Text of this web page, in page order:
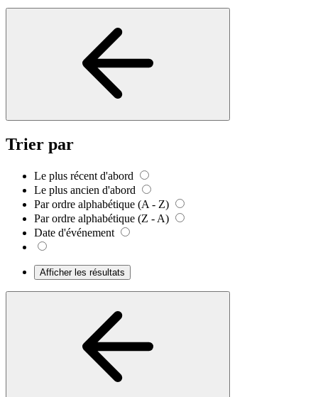
Trier par
Le plus récent d'abord
Le plus ancien d'abord
Par ordre alphabétique (A - Z)
Par ordre alphabétique (Z - A)
Date d'événement
Afficher les résultats